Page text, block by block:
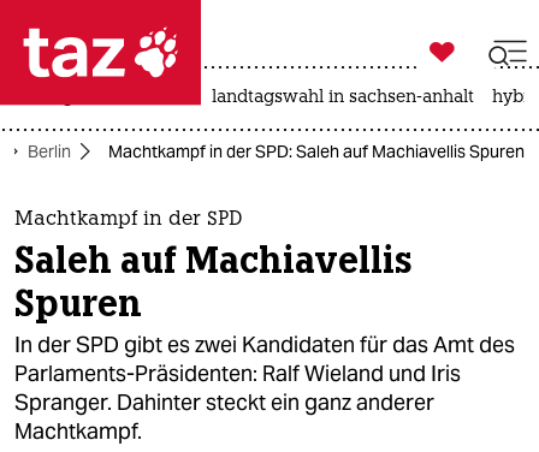
 taz zahl ich
taz zahl ich
themen
politik
öko
gesellschaft
kultur

taz zahl ich
landtagswahl in sachsen-anhalt
Berlin Machtkampf in der SPD: Saleh auf Machiavellis Spuren
Machtkampf in der SPD
Saleh auf Machiavellis
Spuren
In der SPD gibt es zwei Kandidaten für das Amt des
Parlaments-Präsidenten: Ralf Wieland und Iris
Spranger. Dahinter steckt ein ganz anderer
Machtkampf.